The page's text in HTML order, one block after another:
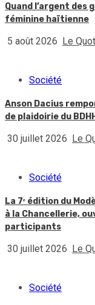
Quand l’argent des
féminine haïtienne
5 août 2026 Le
Société
Anson Dacius
de plaidoirie du BDHH
30 juillet 2026 Le
Société
La 7ᵉ édition du
à la Chancellerie,
participants
30 juillet 2026 Le
Société